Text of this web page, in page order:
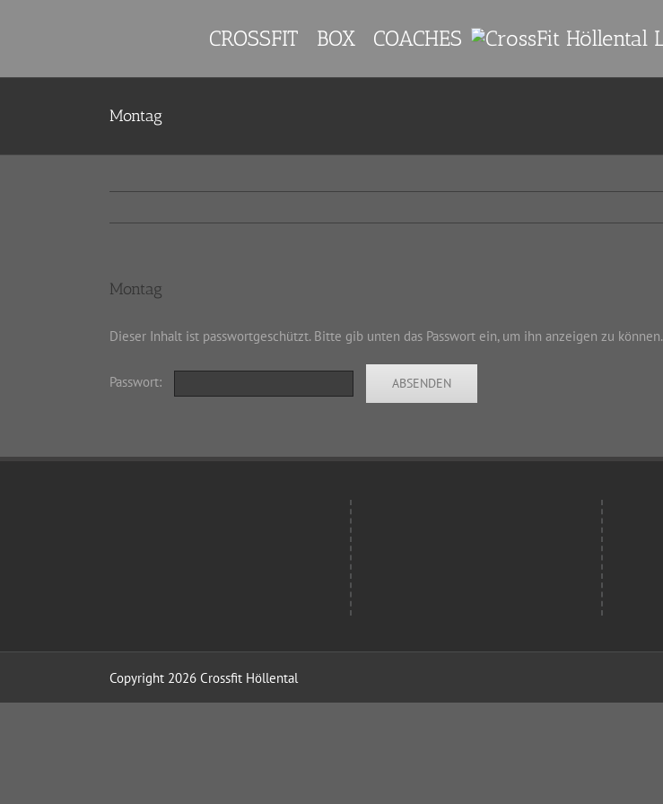
CROSSFIT BOX COACHES
Montag
Montag
Dieser Inhalt ist passwortgeschützt. Bitte gib unten das Passwort ein, um ihn anzeigen zu können.
Passwort:
Copyright 2026 Crossfit Höllental